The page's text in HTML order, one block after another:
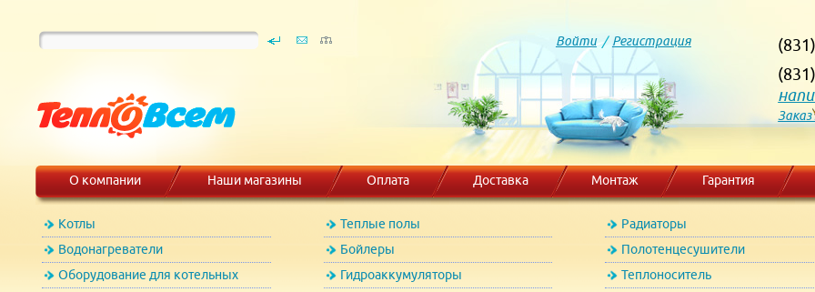
Войти/ Регистрация
Заказ
О компании Наши магазины Оплата Доставка Монтаж Гарантия
Котлы Теплые полы
Радиаторы
Водонагреватели
Бойлеры
Полотенцесушители
Оборудование для котельных
Гидроаккумуляторы
Теплоноситель